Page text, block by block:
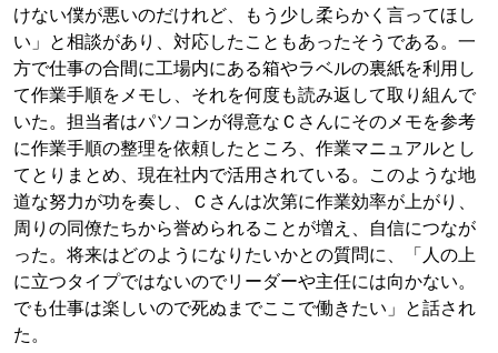
けない僕が悪いのだけれど、もう少し柔らかく言ってほし
い」と相談があり、対応したこともあったそうである。一
方で仕事の合間に工場内にある箱やラベルの裏紙を利用し
て作業手順をメモし、それを何度も読み返して取り組んで
いた。担当者はパソコンが得意なＣさんにそのメモを参考
に作業手順の整理を依頼したところ、作業マニュアルとし
てとりまとめ、現在社内で活用されている。このような地
道な努力が功を奏し、Ｃさんは次第に作業効率が上がり、
周りの同僚たちから誉められることが増え、自信につなが
った。将来はどのようになりたいかとの質問に、「人の上
に立つタイプではないのでリーダーや主任には向かない。
でも仕事は楽しいので死ぬまでここで働きたい」と話され
た。